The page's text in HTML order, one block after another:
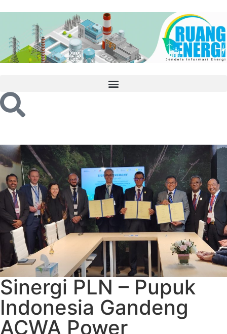
Sinergi PLN – Pupuk
Indonesia Gandeng
ACWA Power